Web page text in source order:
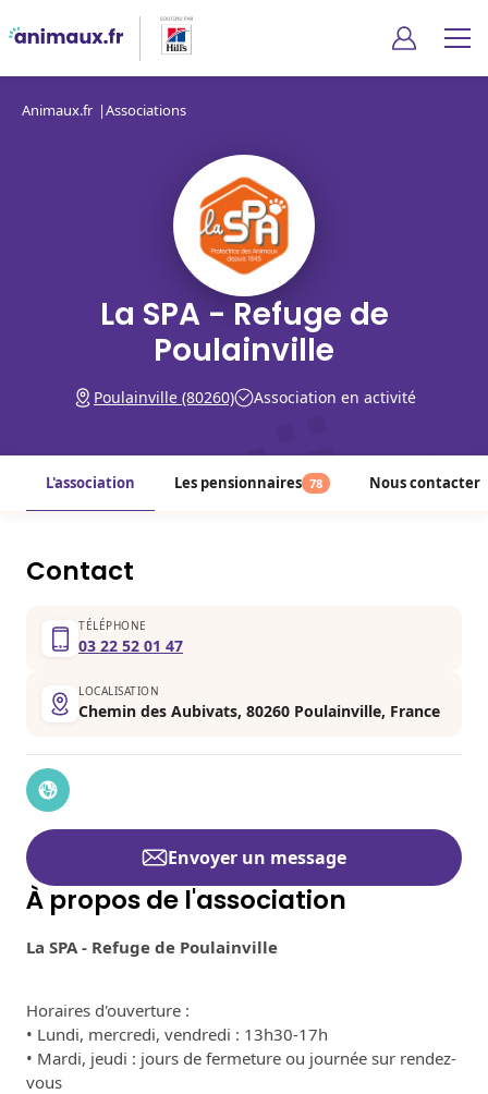
Animaux.fr Associations
La SPA - Refuge de
Poulainville
Poulainville (80260) Association en activité
L'association Les pensionnaires 78 Nous contacter
À propos de l'association
La SPA - Refuge de Poulainville
Horaires d'ouverture :
• Lundi, mercredi, vendredi : 13h30-17h
• Mardi, jeudi : jours de fermeture ou journée sur rendez-
vous
Contact
TÉLÉPHONE
03 22 52 01 47
LOCALISATION
Chemin des Aubivats, 80260 Poulainville, France
Envoyer un message